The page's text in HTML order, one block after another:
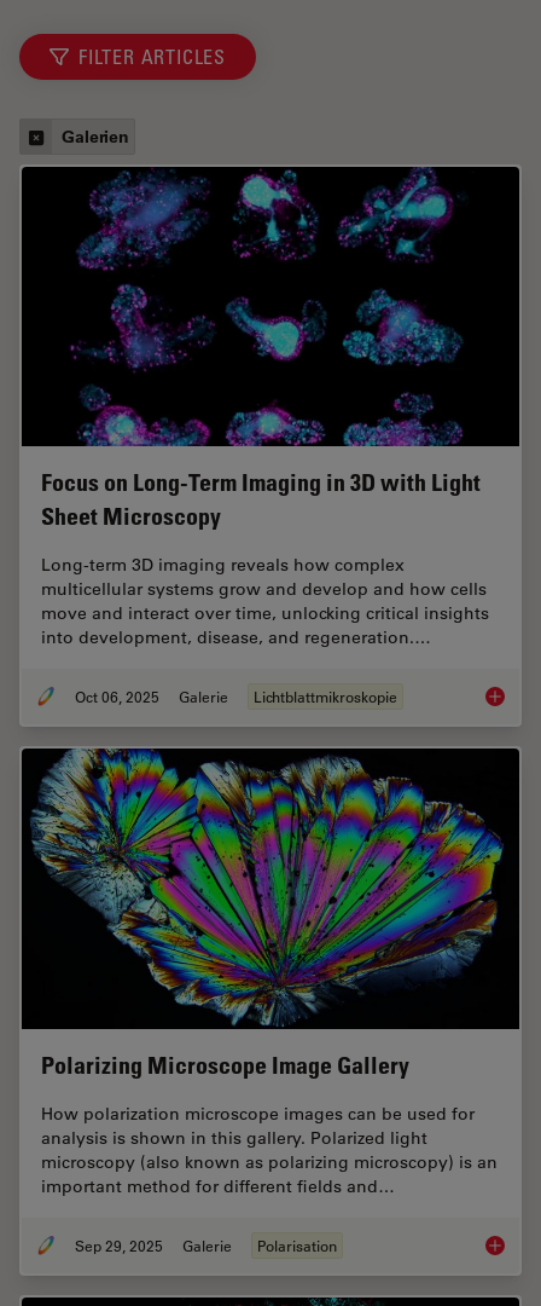
FILTER ARTICLES
Galerien
Focus on Long-Term Imaging in 3D with Light
Sheet Microscopy
Long-term 3D imaging reveals how complex
multicellular systems grow and develop and how cells
move and interact over time, unlocking critical insights
into development, disease, and regeneration.…
Oct 06, 2025 Galerie Lichtblattmikroskopie Focus
Polarizing Microscope Image Gallery
How polarization microscope images can be used for
analysis is shown in this gallery. Polarized light
microscopy (also known as polarizing microscopy) is an
important method for different fields and…
Sep 29, 2025 Galerie Polarisation